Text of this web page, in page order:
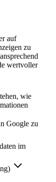
auf
zu
wertvoller
wie
Google zu
im